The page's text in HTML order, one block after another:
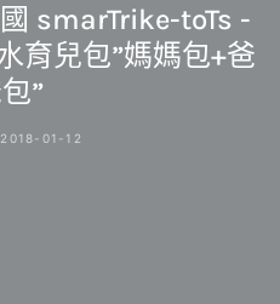
smarTrike-toTs -
育兒包”媽媽包+爸
”
2018-01-12